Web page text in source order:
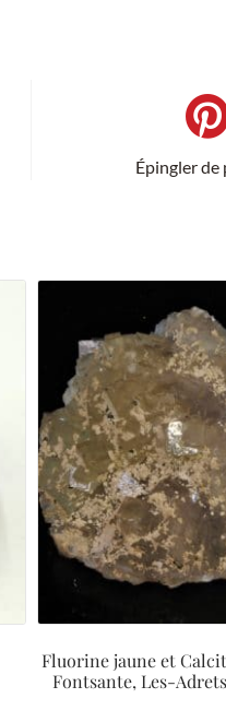
Épingler
Fluorine jaune et
Fontsante, Les-